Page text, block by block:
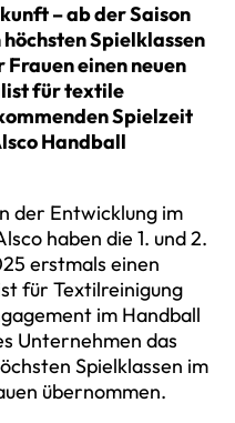
– ab der Saison
Spielklassen
einen neuen
für textile
Spielzeit
Handball
der Entwicklung im
haben die 1. und 2.
erstmals einen
für Textilreinigung
im Handball
Unternehmen das
Spielklassen im
übernommen.